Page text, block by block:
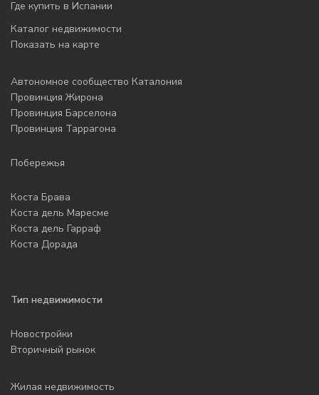
Где купить в Испании
Каталог недвижимости
Показать на карте
Автономное сообщество Каталония
Провинция Жирона
Провинция Барселона
Провинция Таррагона
Побережья
Коста Брава
Коста дель Маресме
Коста дель Гарраф
Коста Дорада
Тип недвижимости
Новостройки
Вторичный рынок
Жилая недвижимость